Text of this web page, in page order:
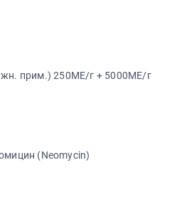
прим.) 250МЕ/г + 5000МЕ/г
(Neomycin)